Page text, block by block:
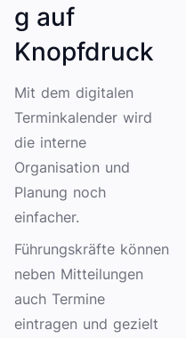
g auf
Knopfdruck
Mit dem digitalen
Terminkalender wird
die interne
Organisation und
Planung noch
einfacher.
Führungskräfte können
neben Mitteilungen
auch Termine
eintragen und gezielt